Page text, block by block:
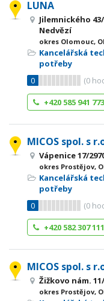
LUNA
Jilemnického
Nedvězí
okres Olomouc,
Kancelářská
potřeby
0
(0
+420 585 941 773
MICOS spol. s
Vápenice 17/
okres Prostějov,
Kancelářská
potřeby
0
(0
+420 582 307 111
MICOS spol. s
Žižkovo nám.
okres Prostějov,